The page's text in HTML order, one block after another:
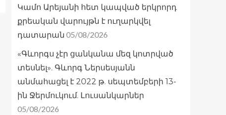
Կամո Արեյանի հետ կապված երկրորդ
քրեական վարույթն է ուղարկվել
դատարան 05/08/2026
«Գևորգս չէր ցանկանա մեզ կոտրված
տեսնել». Գևորգ Ներսեսյանն
անմահացել է 2022 թ. սեպտեմբերի 13-
ին Ջերմուկում. Լուսանկարներ
05/08/2026